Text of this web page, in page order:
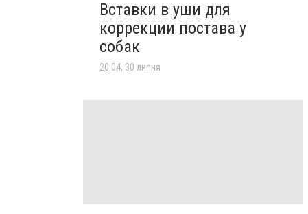
Вставки в уши для
коррекции постава у
собак
20:04, 30 липня